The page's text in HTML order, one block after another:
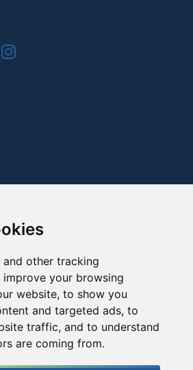
and other tracking
your browsing
website, to show you
and targeted ads, to
traffic, and to understand
are coming from.